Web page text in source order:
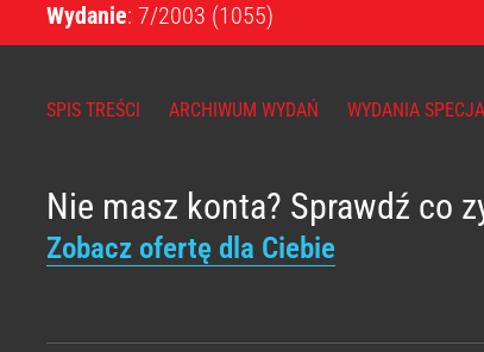
Wydanie: 7/2003 (1055)
SPIS TREŚCI ARCHIWUM WYDAŃ WYDANIA
Nie masz konta? Sprawdź co
Zobacz ofertę dla Ciebie